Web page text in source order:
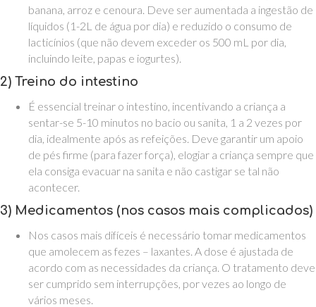
banana, arroz e cenoura. Deve ser aumentada a ingestão de
líquidos (1-2L de água por dia) e reduzido o consumo de
lacticínios (que não devem exceder os 500 mL por dia,
incluindo leite, papas e iogurtes).
2) Treino do intestino
É essencial treinar o intestino, incentivando a criança a
sentar-se 5-10 minutos no bacio ou sanita, 1 a 2 vezes por
dia, idealmente após as refeições. Deve garantir um apoio
de pés firme (para fazer força), elogiar a criança sempre que
ela consiga evacuar na sanita e não castigar se tal não
acontecer.
3) Medicamentos (nos casos mais complicados)
Nos casos mais difíceis é necessário tomar medicamentos
que amolecem as fezes – laxantes. A dose é ajustada de
acordo com as necessidades da criança. O tratamento deve
ser cumprido sem interrupções, por vezes ao longo de
vários meses.